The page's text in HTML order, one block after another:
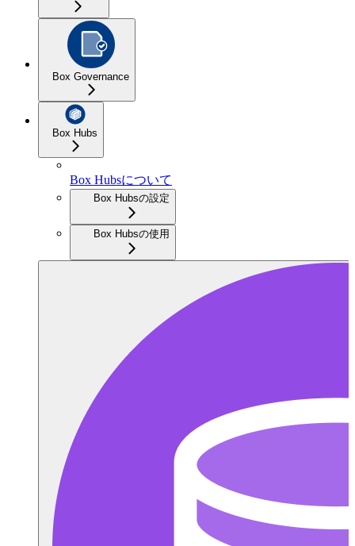
Box Governance
Box Hubs
Box Hubsについて
Box Hubsの設定
Box Hubsの使用